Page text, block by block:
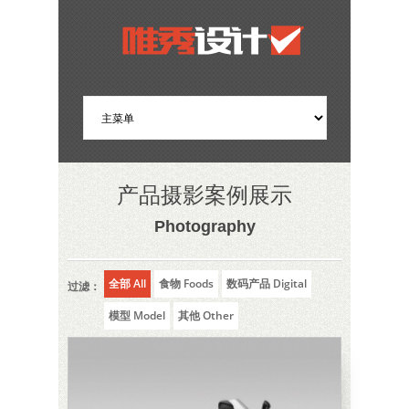
产品摄影案例展示
Photography
过滤： 全部 All 食物 Foods 数码产品 Digital
模型 Model 其他 Other